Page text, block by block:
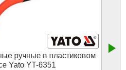
ручные в пластиковом
Yato YT-6351